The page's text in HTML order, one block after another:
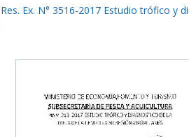
Res. Ex. N° 3516-2017 Estudio trófico y